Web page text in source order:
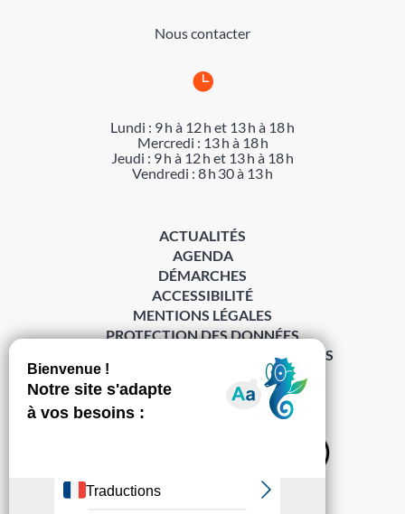
Nous contacter

Lundi : 9 h à 12 h et 13 h à 18 h
Mercredi : 13 h à 18 h
Jeudi : 9 h à 12 h et 13 h à 18 h
Vendredi : 8 h 30 à 13 h
S’abonner à la Gazette ›
ACTUALITÉS
AGENDA
DÉMARCHES
ACCESSIBILITÉ
MENTIONS LÉGALES
PROTECTION DES DONNÉES
POLITIQUE DE GESTION DES COOKIES